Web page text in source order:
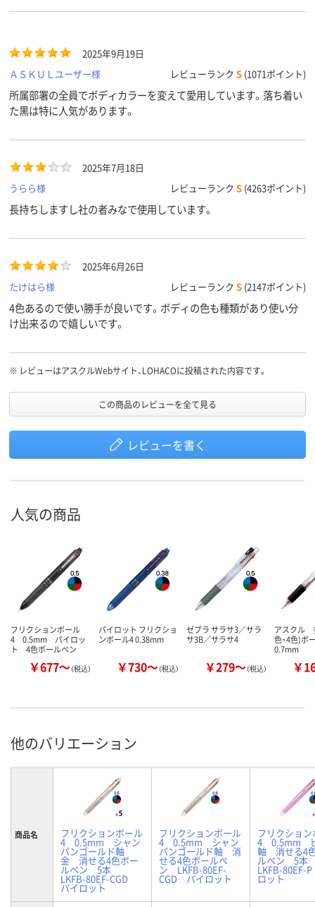
2025年9月19日
ＡＳＫＵＬユーザー様
レビューランク S (1071ポイント)
所属部署の全員でボディカラーを変えて愛用しています。落ち着い
た黒は特に人気があります。
2025年7月18日
うらら様
レビューランク S (4263ポイント)
長持ちしますし社の者みなで使用しています。
2025年6月26日
たけはら様
レビューランク S (2147ポイント)
4色あるので使い勝手が良いです。ボディの色も種類があり使い分
け出来るので嬉しいです。
※ レビューはアスクルWebサイト、LOHACOに投稿された内容です。
この商品のレビューを全て見る
レビューを書く
人気の商品
フリクションボール
4 0.5mm パイロッ
ト 4色ボールペン
￥677～（税込）
パイロット フリクショ
ンボール4 0.38mm
￥730～（税込）
ゼブラ サラサ3／サラ
サ3B／サラサ4
￥279～（税込）
アスクル
色・4色)
0.7mm
￥
他のバリエーション
商品名 フリクションボール
4 0.5mm シャン
パンゴールド軸
金 消せる4色ボー
ルペン 5本
LKFB-80EF-CGD
パイロット
フリクションボール
4 0.5mm シャン
パンゴールド軸 消
せる4色ボールペ
ン LKFB-80EF-
CGD パイロット
フリクショ
4 0.5mm
軸 消せる4
ルペン 5
LKFB-80EF-
ロット